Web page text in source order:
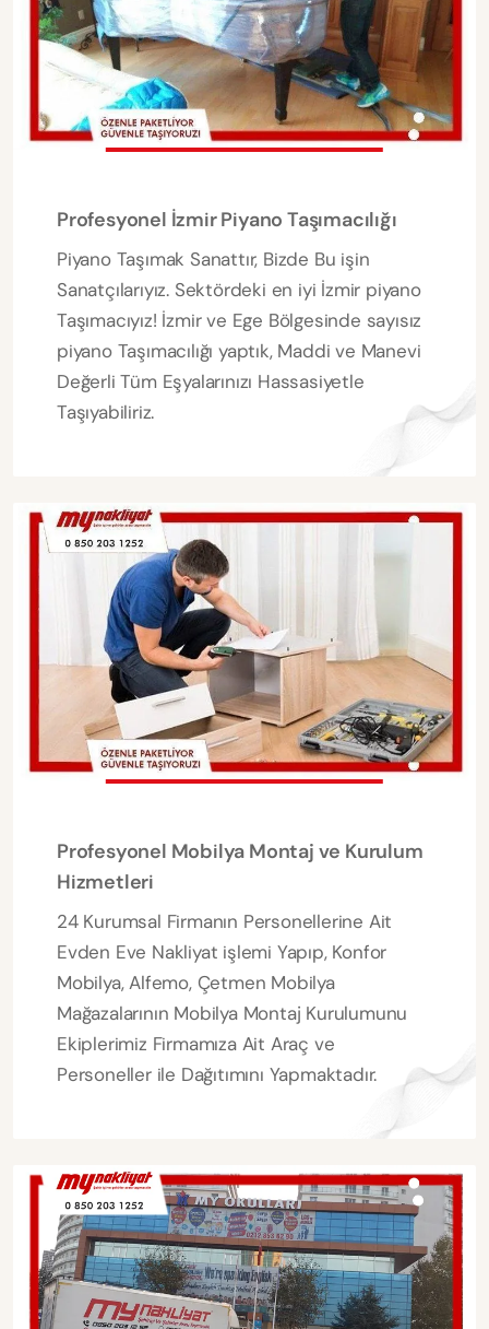
Profesyonel İzmir Piyano Taşımacılığı
Piyano Taşımak Sanattır, Bizde Bu işin
Sanatçılarıyız. Sektördeki en iyi İzmir piyano
Taşımacıyız! İzmir ve Ege Bölgesinde sayısız
piyano Taşımacılığı yaptık, Maddi ve Manevi
Değerli Tüm Eşyalarınızı Hassasiyetle
Taşıyabiliriz.
Profesyonel Mobilya Montaj ve Kurulum
Hizmetleri
24 Kurumsal Firmanın Personellerine Ait
Evden Eve Nakliyat işlemi Yapıp, Konfor
Mobilya, Alfemo, Çetmen Mobilya
Mağazalarının Mobilya Montaj Kurulumunu
Ekiplerimiz Firmamıza Ait Araç ve
Personeller ile Dağıtımını Yapmaktadır.